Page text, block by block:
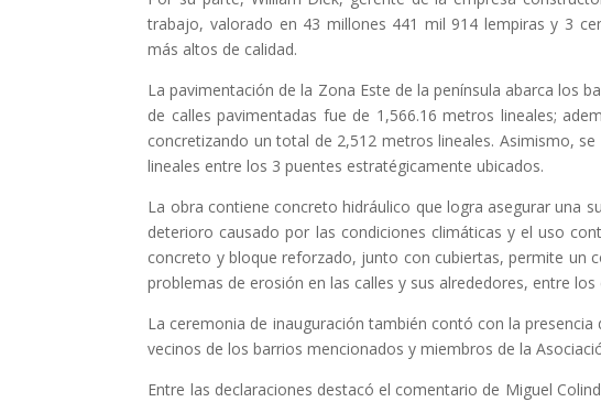
trabajo, valorado en 43 millones 441 mil 914 lempiras y 3
más altos de calidad.
La pavimentación de la Zona Este de la península abarca los
de calles pavimentadas fue de 1,566.16 metros lineales;
concretizando un total de 2,512 metros lineales. Asimismo,
lineales entre los 3 puentes estratégicamente ubicados.
La obra contiene concreto hidráulico que logra asegurar una
deterioro causado por las condiciones climáticas y el uso
concreto y bloque reforzado, junto con cubiertas, permite un
problemas de erosión en las calles y sus alrededores, entre
La ceremonia de inauguración también contó con la
vecinos de los barrios mencionados y miembros de la
Entre las declaraciones destacó el comentario de Miguel